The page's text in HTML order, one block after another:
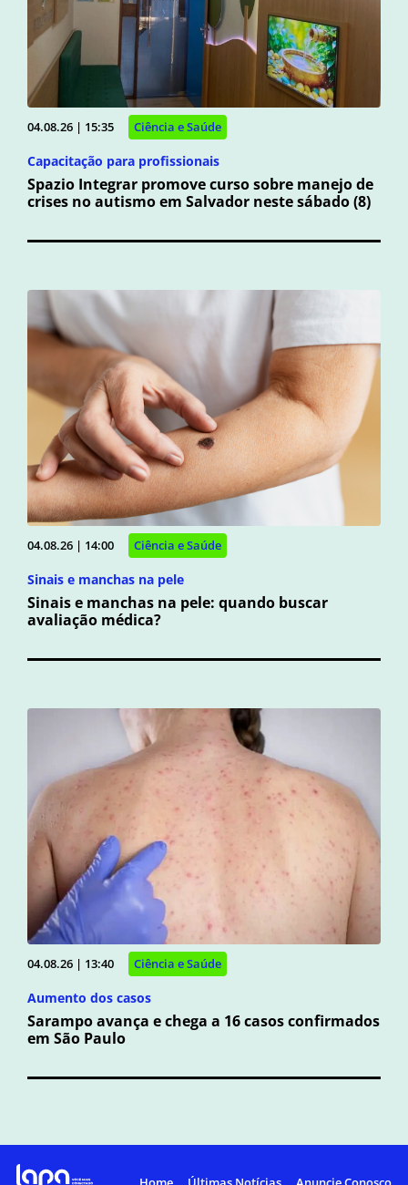
04.08.26 | 15:35 Ciência e Saúde
Capacitação para profissionais
Spazio Integrar promove curso sobre manejo de
crises no autismo em Salvador neste sábado (8)
04.08.26 | 14:00 Ciência e Saúde
Sinais e manchas na pele
Sinais e manchas na pele: quando buscar
avaliação médica?
04.08.26 | 13:40 Ciência e Saúde
Aumento dos casos
Sarampo avança e chega a 16 casos confirmados
em São Paulo